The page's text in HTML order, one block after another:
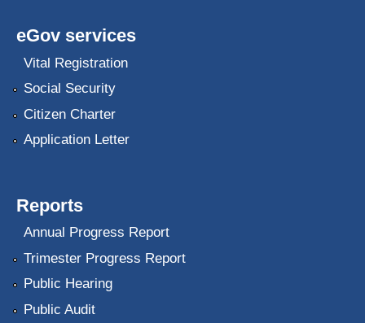
eGov services
Vital Registration
Social Security
Citizen Charter
Application Letter
Reports
Annual Progress Report
Trimester Progress Report
Public Hearing
Public Audit